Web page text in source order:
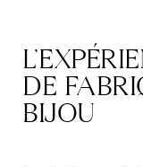
DE
BIJOU